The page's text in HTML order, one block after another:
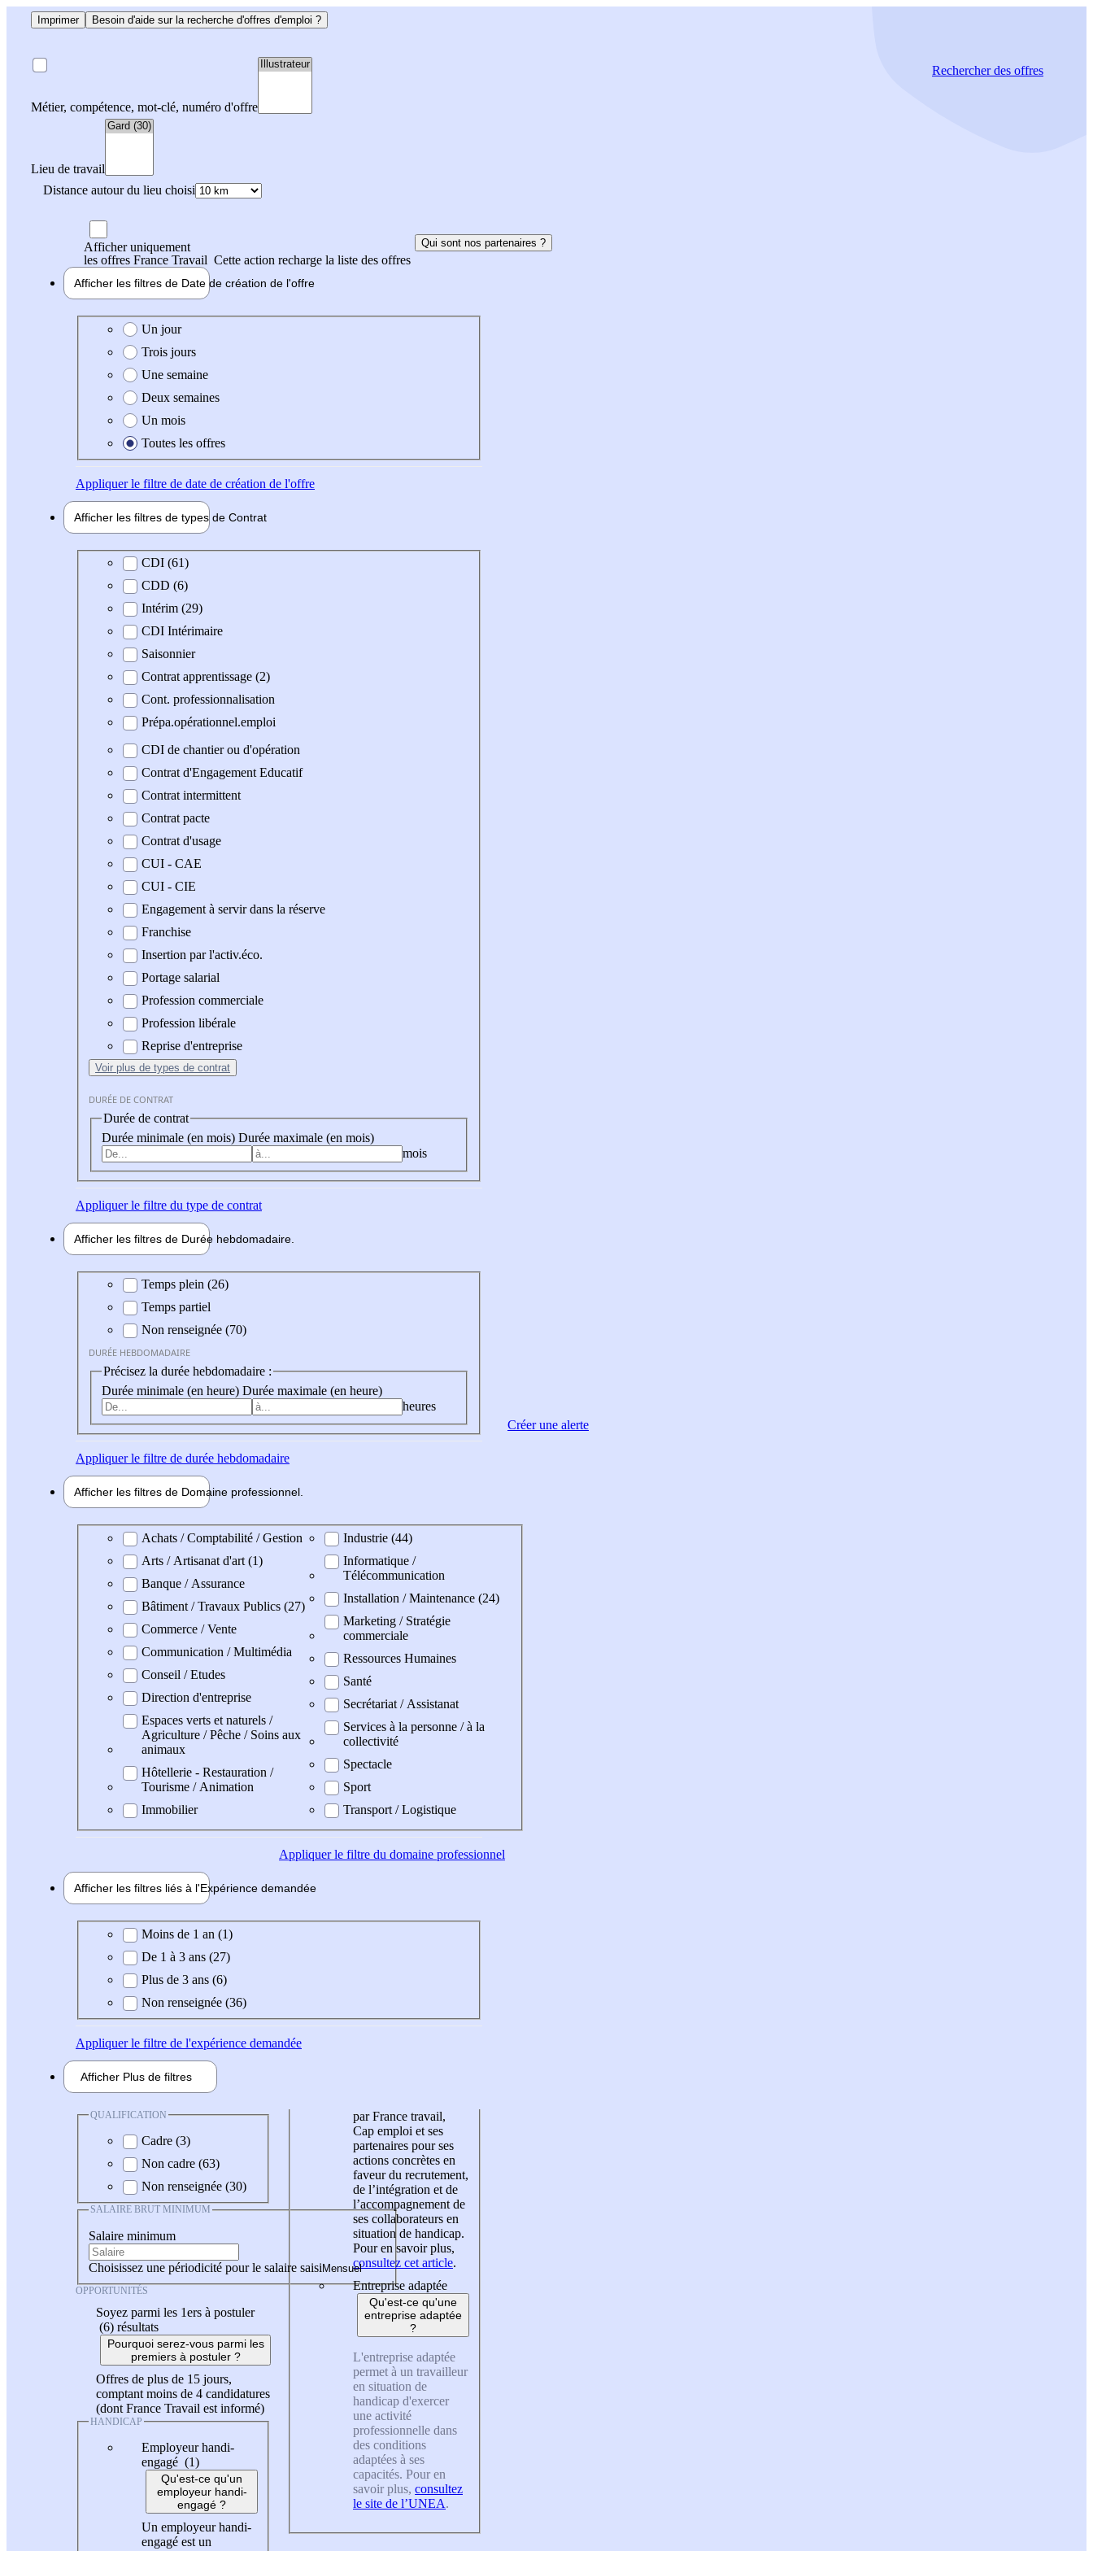
Imprimer Besoin d'aide sur la recherche d'offres d'emploi ?
Métier, compétence, mot-clé, numéro d'offre
Lieu de travail
Distance autour du lieu choisi
Rechercherdes offres
Afficher uniquement
les offres France Travail Cette action recharge la liste des offres
Qui sont nos partenaires ?
Afficher les filtres de Date de création de l'offre
Date de création de l'offre
Un jour
Trois jours
Une semaine
Deux semaines
Un mois
Toutes les offres
Appliquerle filtre de date de création de l'offre
Afficher les filtres de types de Contrat
Type de contratCDI (61)
CDD (6)
Intérim (29)
CDI Intérimaire
Saisonnier
Contrat apprentissage (2)
Cont. professionnalisation
Prépa.opérationnel.emploi
CDI de chantier ou d'opération
Contrat d'Engagement Educatif
Contrat intermittent
Contrat pacte
Contrat d'usage
CUI - CAE
CUI - CIE
Engagement à servir dans la réserve
Franchise
Insertion par l'activ.éco.
Portage salarial
Profession commerciale
Profession libérale
Reprise d'entreprise
Voir plus de types de contrat
DURÉE DE CONTRAT
Durée de contrat
Durée minimale (en mois) Durée maximale (en mois)
mois
Appliquerle filtre du type de contrat
Afficher les filtres de Durée hebdomadaire
Durée hebdomadaire
Temps plein (26)
Temps partiel
Non renseignée (70)
DURÉE HEBDOMADAIRE
Précisez la durée hebdomadaire :
Durée minimale (en heure) Durée maximale (en heure)
heures
Appliquerle filtre de durée hebdomadaire
Afficher les filtres de Domaine professionnel
Domaine professionel
Achats / Comptabilité / Gestion
Arts / Artisanat d'art (1)
Banque / Assurance
Bâtiment / Travaux Publics (27)
Commerce / Vente
Communication / Multimédia
Conseil / Etudes
Direction d'entreprise
Espaces verts et naturels /
Agriculture / Pêche / Soins aux
animaux
Hôtellerie - Restauration /
Tourisme / Animation
Immobilier
Industrie (44)
Informatique /
Télécommunication
Installation / Maintenance (24)
Marketing / Stratégie
commerciale
Ressources Humaines
Santé
Secrétariat / Assistanat
Services à la personne / à la
collectivité
Spectacle
Sport
Transport / Logistique
Appliquerle filtre du domaine professionnel
Afficher les filtres liés à l'Expérience demandée
Expérience demandée
Moins de 1 an (1)
De 1 à 3 ans (27)
Plus de 3 ans (6)
Non renseignée (36)
Appliquerle filtre de l'expérience demandée
Afficher Plus de filtres
QUALIFICATION
Cadre (3)
Non cadre (63)
Non renseignée (30)
SALAIRE BRUT MINIMUM
Salaire minimum
Choisissez une périodicité pour le salaire saisi
OPPORTUNITÉS
Soyez parmi les 1ers à postuler
(6) résultats
Pourquoi serez-vous parmi les
premiers à postuler ?
Offres de plus de 15 jours,
comptant moins de 4 candidatures
(dont France Travail est informé)
HANDICAP
Employeur handi-
engagé (1)
Qu'est-ce qu'un
employeur handi-
engagé ?
Un employeur handi-
engagé est un
par France travail,
Cap emploi et ses
partenaires pour ses
actions concrètes en
faveur du recrutement,
de l’intégration et de
l’accompagnement de
ses collaborateurs en
situation de handicap.
Pour en savoir plus,
consultez cet article.
Entreprise adaptée
Qu'est-ce qu'une
entreprise adaptée
?
L'entreprise adaptée
permet à un travailleur
en situation de
handicap d'exercer
une activité
professionnelle dans
des conditions
adaptées à ses
capacités. Pour en
savoir plus, consultez
le site de l’UNEA.
Créer une alerte